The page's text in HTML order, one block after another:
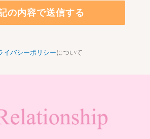
イバシーポリシーについて